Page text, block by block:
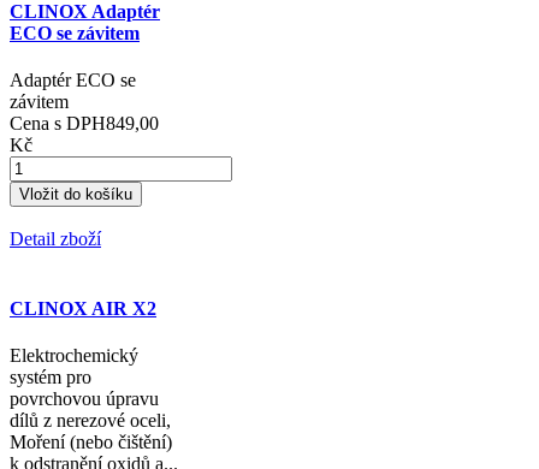
CLINOX Adaptér
ECO se závitem
Adaptér ECO se
závitem
Cena s DPH849,00
Kč
Detail zboží
CLINOX AIR X2
Elektrochemický
systém pro
povrchovou úpravu
dílů z nerezové oceli,
Moření (nebo čištění)
k odstranění oxidů a...